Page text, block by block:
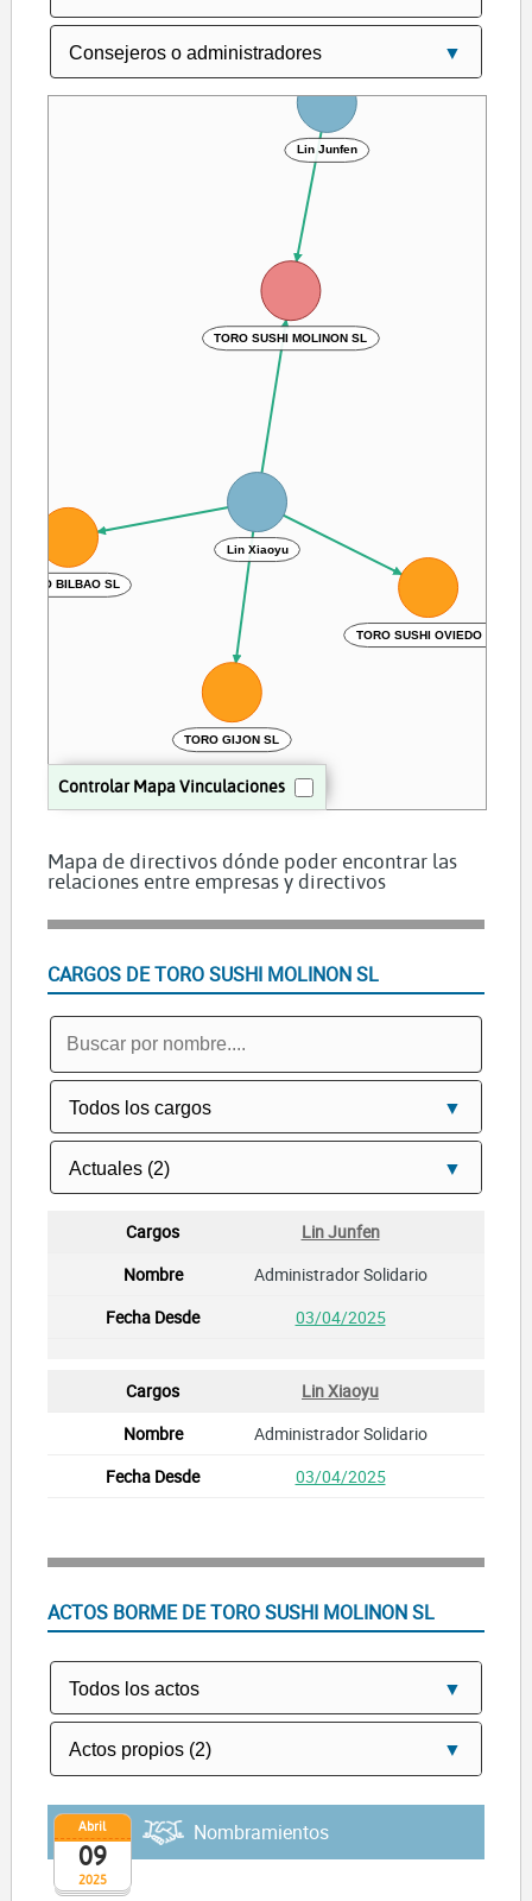
Controlar Mapa Vinculaciones
TORO SUSHI MOLINON SL
Lin Xiaoyu
Lin Junfen
TORO GIJON SL
TORO BILBAO SL
TORO SUSHI OVIEDO SL
Mapa de directivos dónde poder encontrar las
relaciones entre empresas y directivos
CARGOS DE TORO SUSHI MOLINON SL
Lin Junfen
Administrador Solidario
03/04/2025
Lin Xiaoyu
Administrador Solidario
03/04/2025
ACTOS BORME DE TORO SUSHI MOLINON SL
2025
Abril
09
Nombramientos